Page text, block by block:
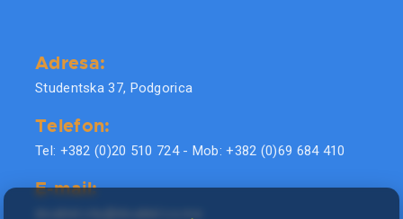
Adresa:
Studentska 37, Podgorica
Telefon:
Tel: +382 (0)20 510 724 - Mob: +382 (0)69 684 410
E-mail: